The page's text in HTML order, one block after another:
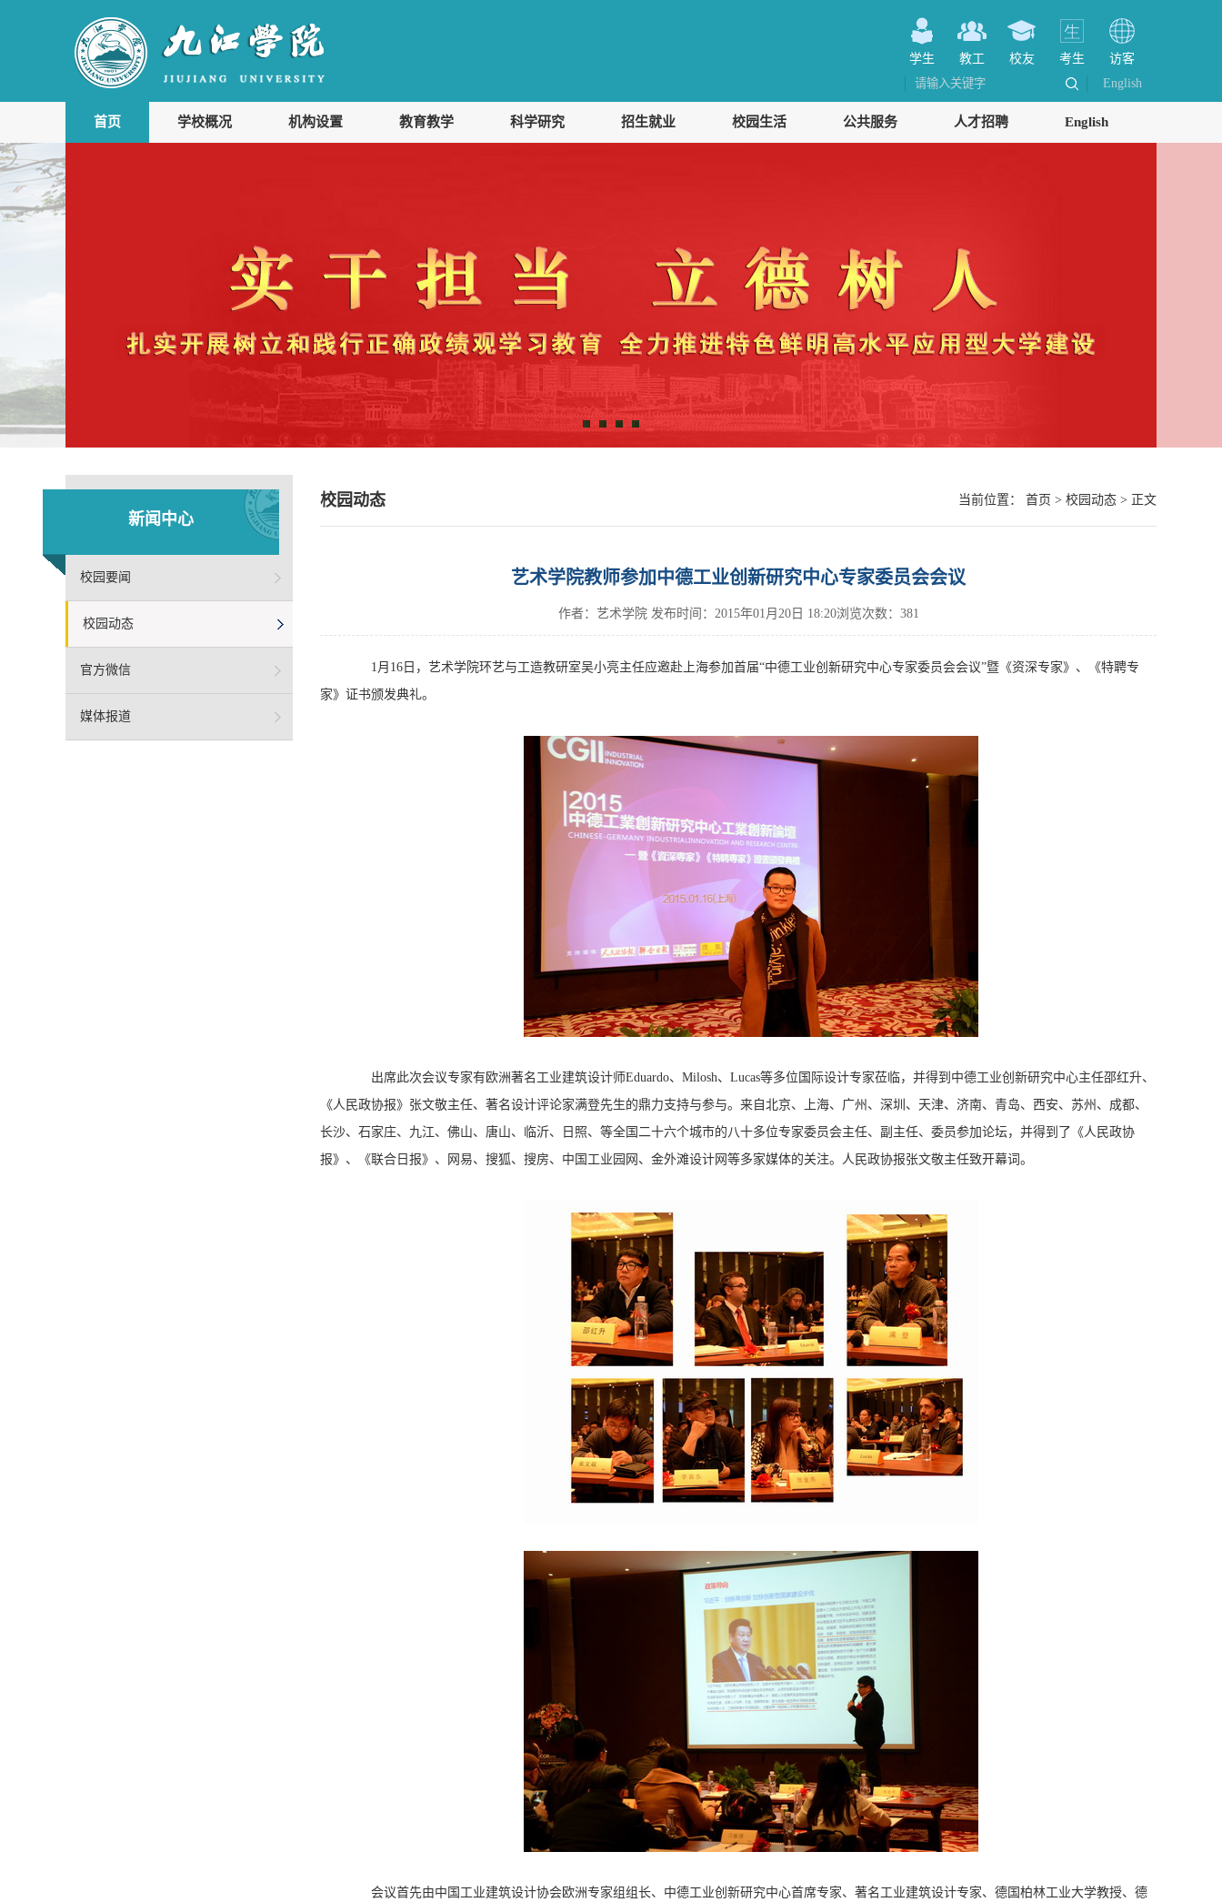
学生 教工 校友 考生
访客
English
首页 学校概况 机构设置 教育教学 科学研究 招生就业 校园生活 公共服务 人才招聘 English
新闻中心
校园要闻
校园动态
官方微信
媒体报道
校园动态 当前位置： 首页 > 校园动态 > 正文
艺术学院教师参加中德工业创新研究中心专家委员会会议
作者：艺术学院 发布时间： 2015年01月20日 18:20浏览次数： 381
1月16日，艺术学院环艺与工造教研室吴小亮主任应邀赴上海参加首届“中德工业创新研究中心专家委员会会议”暨《资深专家》、《特聘专
家》证书颁发典礼。
出席此次会议专家有欧洲著名工业建筑设计师Eduardo、Milosh、Lucas等多位国际设计专家莅临，并得到中德工业创新研究中心主任邵红升、
《人民政协报》张文敬主任、著名设计评论家满登先生的鼎力支持与参与。来自北京、上海、广州、深圳、天津、济南、青岛、西安、苏州、成都、
长沙、石家庄、九江、佛山、唐山、临沂、日照、等全国二十六个城市的八十多位专家委员会主任、副主任、委员参加论坛，并得到了《人民政协
报》、《联合日报》、网易、搜狐、搜房、中国工业园网、金外滩设计网等多家媒体的关注。人民政协报张文敬主任致开幕词。
会议首先由中国工业建筑设计协会欧洲专家组组长、中德工业创新研究中心首席专家、著名工业建筑设计专家、德国柏林工业大学教授、德